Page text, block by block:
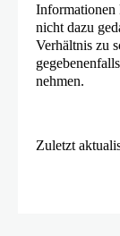
Informationen
nicht dazu
Verhältnis zu
nehmen.
Zuletzt